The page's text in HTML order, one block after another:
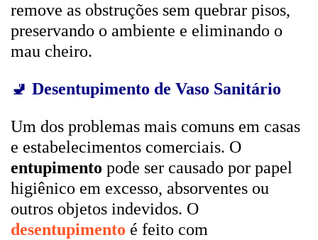
remove as obstruções sem quebrar pisos,
preservando o ambiente e eliminando o
mau cheiro.
🚽 Desentupimento de Vaso Sanitário
Um dos problemas mais comuns em casas
e estabelecimentos comerciais. O
entupimento pode ser causado por papel
higiênico em excesso, absorventes ou
outros objetos indevidos. O
desentupimento é feito com